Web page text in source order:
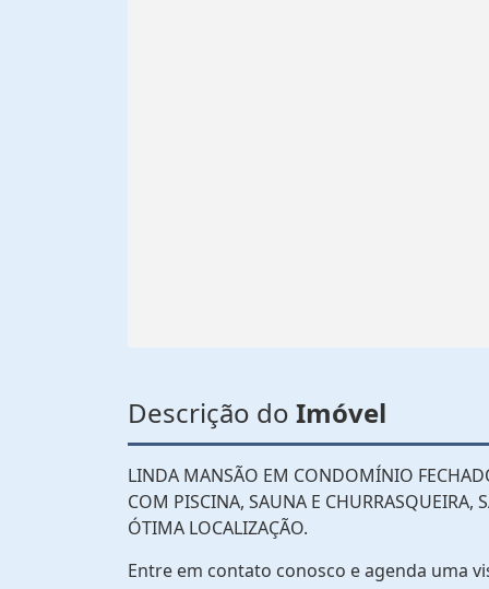
Descrição do Imóvel
LINDA MANSÃO EM CONDOMÍNIO
COM PISCINA, SAUNA E CHURRASQUEIRA,
ÓTIMA LOCALIZAÇÃO.
Entre em contato conosco e agenda uma